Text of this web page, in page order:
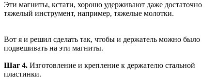
Эти магниты, кстати, хорошо удерживают даже достаточно
тяжелый инструмент, например, тяжелые молотки.
Вот я и решил сделать так, чтобы и держатель можно было
подвешивать на эти магниты.
Шаг 4. Изготовление и крепление к держателю стальной
пластинки.